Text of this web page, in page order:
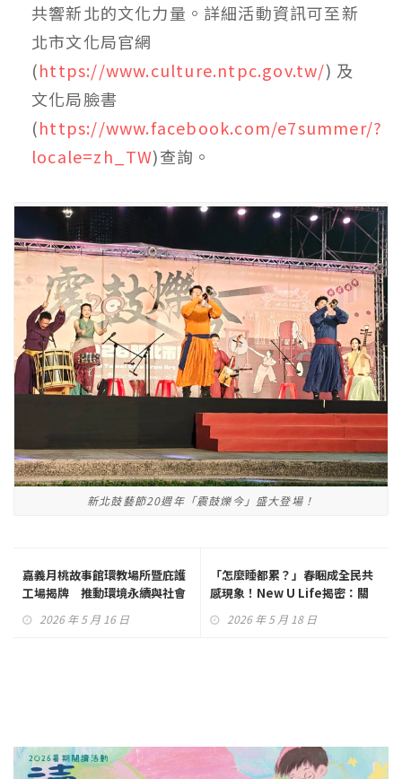
共響新北的文化力量。詳細活動資訊可至新
北市文化局官網
(https://www.culture.ntpc.gov.tw/) 及
文化局臉書
(https://www.facebook.com/e7summer/?
locale=zh_TW)查詢。
新北鼓藝節20週年「震鼓爍今」盛大登場！
嘉義月桃故事館環教場所暨庇護
工場揭牌 推動環境永續與社會
2026 年 5 月 16 日
「怎麼睡都累？」春睏成全民共
感現象！New U Life揭密：關
鍵在身體節奏失衡
2026 年 5 月 18 日